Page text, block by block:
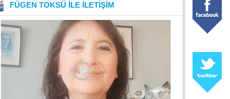
FÜGEN TOKSÜ İLE İLETİŞİM